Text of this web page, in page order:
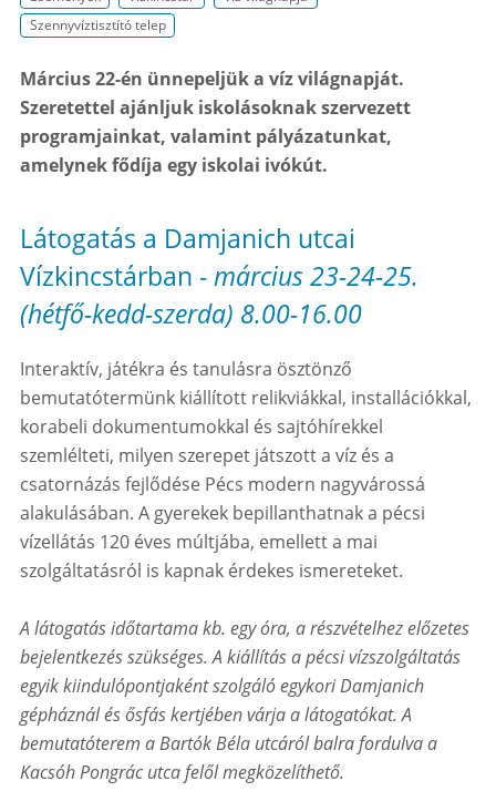
Szennyvíztisztító telep
Március 22-én ünnepeljük a víz világnapját.
Szeretettel ajánljuk iskolásoknak szervezett
programjainkat, valamint pályázatunkat,
amelynek fődíja egy iskolai ivókút.
Látogatás a Damjanich utcai
Vízkincstárban -március 23-24-25.
(hétfő-kedd-szerda) 8.00-16.00
Interaktív, játékra és tanulásra ösztönző
bemutatótermünk kiállított relikviákkal, installációkkal,
korabeli dokumentumokkal és sajtóhírekkel
szemlélteti, milyen szerepet játszott a víz és a
csatornázás fejlődése Pécs modern nagyvárossá
alakulásában. A gyerekek bepillanthatnak a pécsi
vízellátás 120 éves múltjába, emellett a mai
szolgáltatásról is kapnak érdekes ismereteket.
A látogatás időtartama kb. egy óra, a részvételhez előzetes
bejelentkezés szükséges. A kiállítás a pécsi vízszolgáltatás
egyik kiindulópontjaként szolgáló egykori Damjanich
gépháznál és ősfás kertjében várja a látogatókat. A
bemutatóterem a Bartók Béla utcáról balra fordulva a
Kacsóh Pongrác utca felől megközelíthető.